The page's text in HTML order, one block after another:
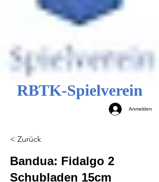
RBTK-Spielverein
Anmelden
< Zurück
Bandua: Fidalgo 2
Schubladen 15cm